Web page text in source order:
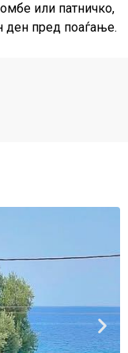
или патничко,
ден пред поаѓање.